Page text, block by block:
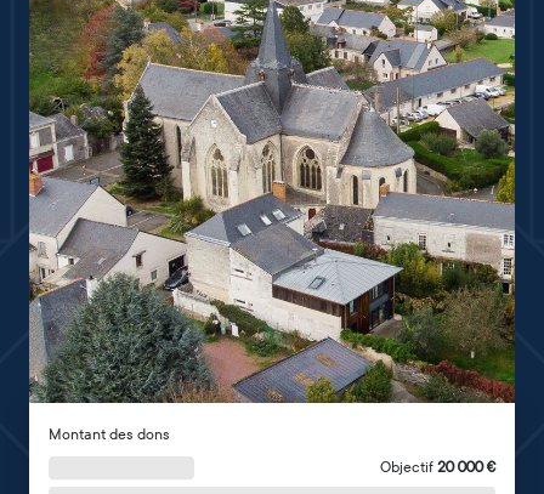
Montant des dons
Objectif 20 000€